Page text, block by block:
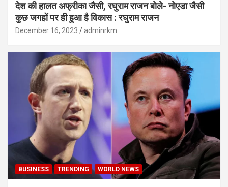
देश की हालत अफ्रीका जैसी, रघुराम राजन बोले- नोएडा जैसी
कुछ जगहों पर ही हुआ है विकास : रघुराम राजन
December 16, 2023 adminrkm
BUSINESS TRENDING WORLD NEWS